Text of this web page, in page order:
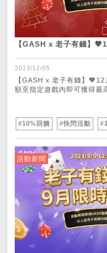
【GASH x 老子有錢】
2023/12/05
【GASH x 老子有錢】
額至指定遊戲內即可獲得最
#10%回饋 #快閃活動 #
活動新聞